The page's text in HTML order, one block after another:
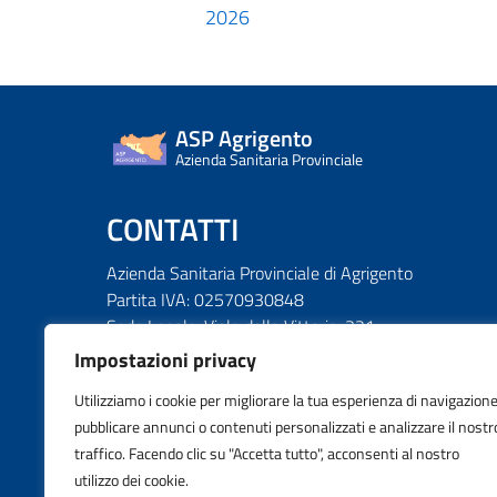
Impostazioni privacy
Utilizziamo i cookie per migliorare la tua esperienza di
pubblicare annunci o contenuti personalizzati e analizzare il
traffico. Facendo clic su "Accetta tutto", acconsenti al nostro
utilizzo dei cookie.
2026
ASP Agrigento
Azienda Sanitaria Provinciale
CONTATTI
Azienda Sanitaria Provinciale di Agrigento
Partita IVA: 02570930848
Sede Legale: Viale della Vittoria, 321
92100 Agrigento
Pec: protocollo@pec.aspag.it
Centralino aziendale. : 0922.407111
Contatti aziendali
Privacy